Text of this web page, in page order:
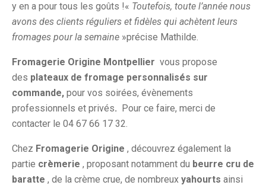
y en a pour tous les goûts !« Toutefois, toute l’année nous
avons des clients réguliers et fidèles qui achètent leurs
fromages pour la semaine »précise Mathilde.
Fromagerie Origine Montpellier vous propose
des plateaux de fromage personnalisés sur
commande, pour vos soirées, évènements
professionnels et privés. Pour ce faire, merci de
contacter le 04 67 66 17 32.
Chez Fromagerie Origine , découvrez également la
partie crèmerie , proposant notamment du beurre cru de
baratte , de la crème crue, de nombreux yahourts ainsi